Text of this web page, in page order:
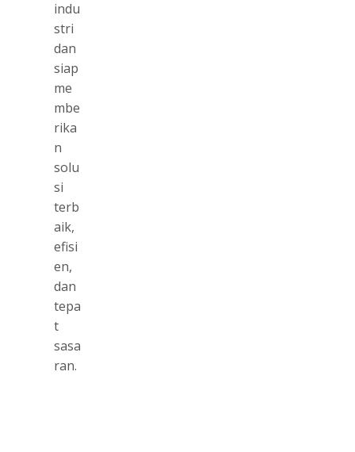
indu
stri
dan
siap
me
mbe
rika
n
solu
si
terb
aik,
efisi
en,
dan
tepa
t
sasa
ran.